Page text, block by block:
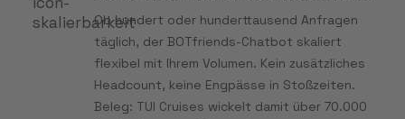
Ob hundert oder hunderttausend Anfragen
täglich, der BOTfriends-Chatbot skaliert
flexibel mit Ihrem Volumen. Kein zusätzliches
Headcount, keine Engpässe in Stoßzeiten.
Beleg: TUI Cruises wickelt damit über 70.000